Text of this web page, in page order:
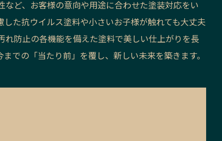
ど、お客様の意向や用途に合わせた塗装対応をい
た抗ウイルス塗料や小さいお子様が触れても大丈夫
防止の各機能を備えた塗料で美しい仕上がりを長
での「当たり前」を覆し、新しい未来を築きます。